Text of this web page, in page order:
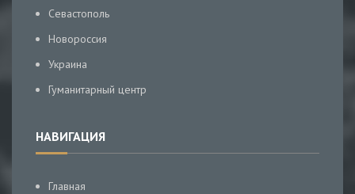
Севастополь
Новороссия
Украина
Гуманитарный центр
НАВИГАЦИЯ
Главная